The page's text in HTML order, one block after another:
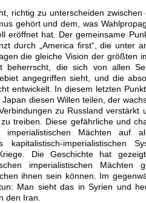
richtig zu unterscheiden
gehört und dem, was
eröffnet hat. Der gemeinsame
durch „America first“, die unter
die gleiche Vision der größten
beherrscht, die sich von allen
angegriffen sieht, und die
entwickelt. In diesem letzten
diesen Willen teilen, der
zu Russland verstärkt
treiben. Diese gefährliche und
imperialistischen Mächten auf
kapitalistisch-
Die Geschichte hat
imperialistischen
ihnen sein können. Im
Man sieht das in Syrien und
den Iran.